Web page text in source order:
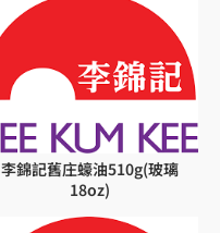
李錦記舊庄蠔油510g(玻璃
18oz)